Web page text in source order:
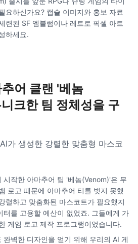
요하신가요? 캡슐 이미지와 홍보 자료
련된 SF 엠블럼이나 레트로 픽셀 아트
하세요.
어 클랜 '베놈
크한 팀 정체성을 구
가 생성한 강렬한 맞춤형 마스코
시작한 아마추어 팀 '베놈(Venom)'은 무
로고 때문에 아마추어 티를 벗지 못했
렬하고 맞춤화된 마스코트가 필요했지
터를 고용할 예산이 없었죠. 그들에게 가
게임 로고 제작 프로그램이었습니다.
완벽한 디자인을 얻기 위해 우리의 AI 게